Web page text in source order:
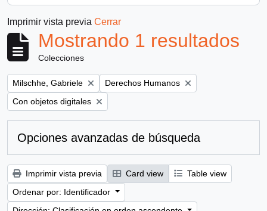
Imprimir vista previa Cerrar
Mostrando 1 resultados
Colecciones
Remove filter:
Milschhe, Gabriele Remove filter:
Derechos Humanos
Remove filter:
Con objetos digitales
Opciones avanzadas de búsqueda
Imprimir vista previa Card view
Table view
Ordenar por: Identificador